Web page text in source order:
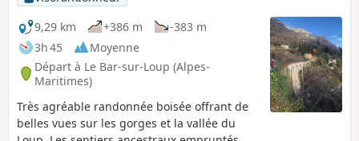
9,29 km
+386 m
-383 m
3h 45
Moyenne
Départ à Le Bar-sur-Loup (Alpes-
Maritimes)
Très agréable randonnée boisée offrant de
belles vues sur les gorges et la vallée du